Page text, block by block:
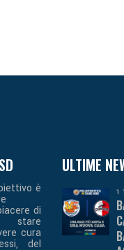
è
di
stare
cura
del
ULTIME